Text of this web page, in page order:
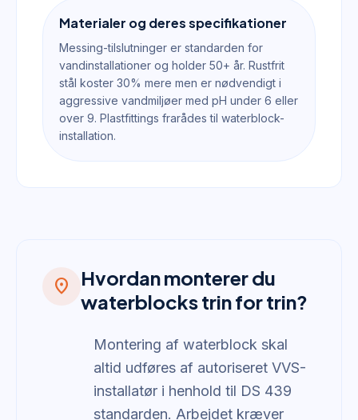
Materialer og deres specifikationer
Messing-tilslutninger er standarden for
vandinstallationer og holder 50+ år. Rustfrit
stål koster 30% mere men er nødvendigt i
aggressive vandmiljøer med pH under 6 eller
over 9. Plastfittings frarådes til waterblock-
installation.
location_on
Hvordan monterer du
waterblocks trin for trin?
Montering af waterblock skal
altid udføres af autoriseret VVS-
installatør i henhold til DS 439
standarden. Arbejdet kræver